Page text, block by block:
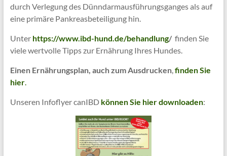
durch Verlegung des Dünndarmausführungsganges als auf
eine primäre Pankreasbeteiligung hin.
Unter https://www.ibd-hund.de/behandlung/finden Sie
viele wertvolle Tipps zur Ernährung Ihres Hundes.
Einen Ernährungsplan, auch zum Ausdrucken,finden Sie
hier.
Unseren Infoflyer canIBD können Sie hier downloaden: